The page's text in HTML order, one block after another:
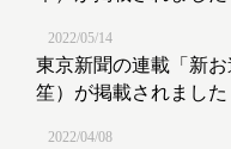
2022/05/14
東京新聞の連載「新
笙）が掲載されました
2022/04/08